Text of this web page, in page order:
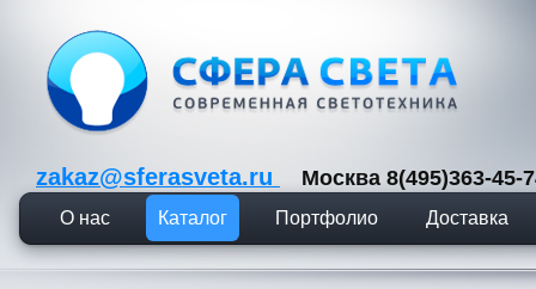
zakaz@sferasveta.ru Москва 8(495)363-
О нас Каталог Портфолио Доставка